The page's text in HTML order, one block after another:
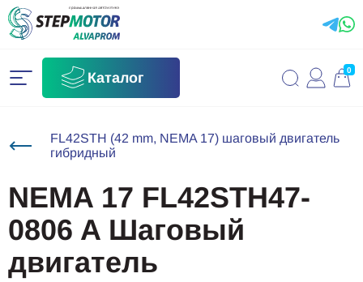
Каталог 0
FL42STH (42 mm, NEMA 17) шаговый двигатель
гибридный
NEMA 17 FL42STH47-
0806 A Шаговый
двигатель